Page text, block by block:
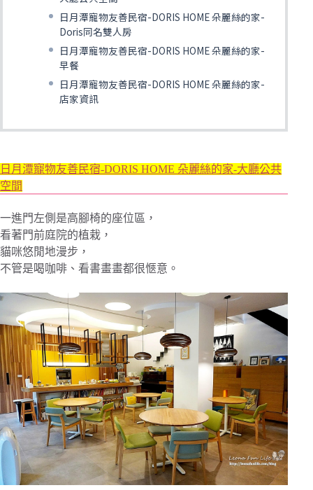
日月潭寵物友善民宿-DORIS HOME 朵麗絲的家-
Doris同名雙人房
日月潭寵物友善民宿-DORIS HOME 朵麗絲的家-
早餐
日月潭寵物友善民宿-DORIS HOME 朵麗絲的家-
店家資訊
日月潭寵物友善民宿-DORIS HOME 朵麗絲的家-大廳公共
空間
一進門左側是高腳椅的座位區，
看著門前庭院的植栽，
貓咪悠閒地漫步，
不管是喝咖啡、看書畫畫都很愜意。